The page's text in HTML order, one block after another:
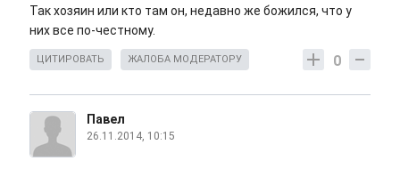
Так хозяин или кто там он, недавно же божился, что у
них все по-честному.
0
ЦИТИРОВАТЬ ЖАЛОБА МОДЕРАТОРУ
Павел
26.11.2014, 10:15